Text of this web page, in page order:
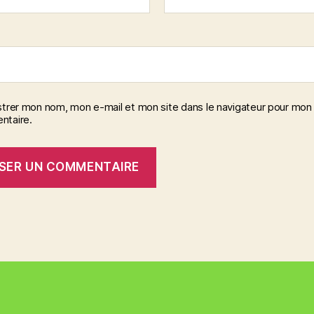
mon nom, mon e-mail et mon site dans le navigateur pour mon